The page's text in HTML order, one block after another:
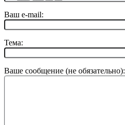
Ваш e-mail:
Тема:
Ваше сообщение (не обязательно):